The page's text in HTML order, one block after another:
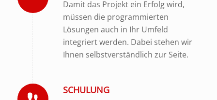
Damit das Projekt ein Erfolg wird,
müssen die programmierten
Lösungen auch in Ihr Umfeld
integriert werden. Dabei stehen wir
Ihnen selbstverständlich zur Seite.
SCHULUNG